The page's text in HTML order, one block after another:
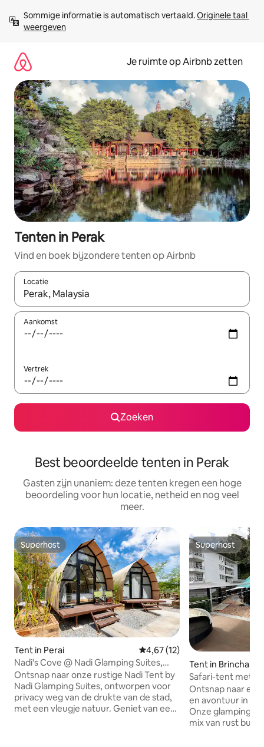
direct
naar
Sommige informatie is automatisch vertaald. Originele taal
weergeven
Je ruimte op Airbnb zetten
Tenten in Perak
Vind en boek bijzondere tenten op Airbnb
Locatie
Wanneer er suggesties beschikbaar zijn, maak je een keuze
Aankomst
Vertrek
Zoeken
Best beoordeelde tenten in Perak
Gasten zijn unaniem: deze tenten kregen een hoge
beoordeling voor hun locatie, netheid en nog veel
meer.
Superhost
Superhost
Tent in Perai Gemiddelde beoordeling van
4,67 (12)
Nadi's Cove @ Nadi Glamping Suites,
Auto-City
Ontsnap naar onze rustige Nadi Tent by
Nadi Glamping Suites, ontworpen voor
privacy weg van de drukte van de stad,
met een vleugje natuur. Geniet van een
Superhost
Superhost
Tent in Brinchang
Safari-tent met
van het centrum
Ontsnap naar
en avontuur in
Onze glamping-
mix van rust